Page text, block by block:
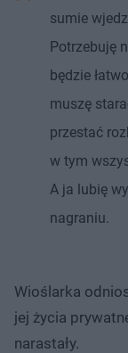
sumie
Potrzebuję
będzie
muszę
przestać
w tym
A ja lubię
nagraniu.
Wioślarka
jej życia
narastały.